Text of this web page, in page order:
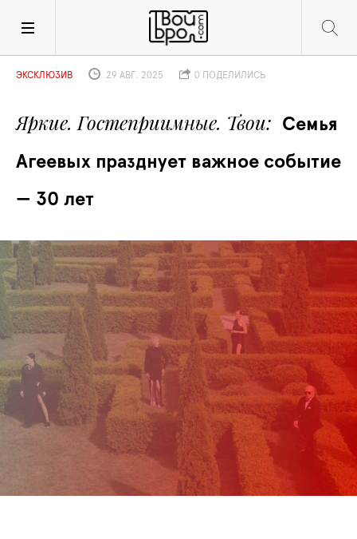
Яркие. Гостеприимные. Твои
Семья
Агеевых празднует важное событие
— 30 лет
ЭКСКЛЮЗИВ 29 АВГ. 2025 0 ПОДЕЛИЛИСЬ